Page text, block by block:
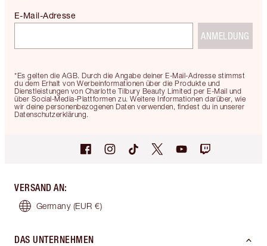
*Es gelten die AGB. Durch die Angabe deiner E-Mail-Adresse stimmst
du dem Erhalt von Werbeinformationen über die Produkte und
Dienstleistungen von Charlotte Tilbury Beauty Limited per E-Mail und
über Social-Media-Plattformen zu. Weitere Informationen darüber, wie
wir deine personenbezogenen Daten verwenden, findest du in unserer
Datenschutzerklärung.
E-Mail-Adresse
ANMELDUNG
VERSAND AN:
Germany (EUR €)
DAS UNTERNEHMEN